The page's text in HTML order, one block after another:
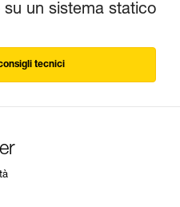
su un sistema statico
tecnici